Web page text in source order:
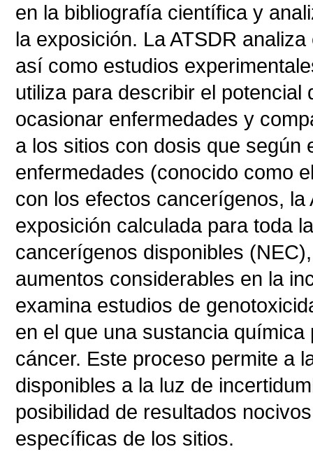
en la bibliografía científica y
la exposición. La ATSDR
así como estudios
utiliza para describir el
ocasionar enfermedades y
a los sitios con dosis que según
enfermedades (conocido como
con los efectos cancerígenos,
exposición calculada para toda
cancerígenos disponibles
aumentos considerables en la
examina estudios de
en el que una sustancia
cáncer. Este proceso permite a
disponibles a la luz de
posibilidad de resultados
específicas de los sitios.